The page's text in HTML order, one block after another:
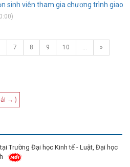
sinh viên tham gia chương trình giao
7 8 9 10 … »
→ )
Trường Đại học Kinh tế - Luật, Đại học